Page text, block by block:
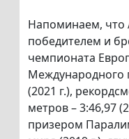
Напоминаем, что
победителем и
чемпионата
Международного
(2021 г.),
метров – 3:46,97
призером